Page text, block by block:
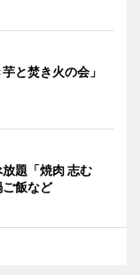
と焚き火の会」
題「焼肉 志む
飯など